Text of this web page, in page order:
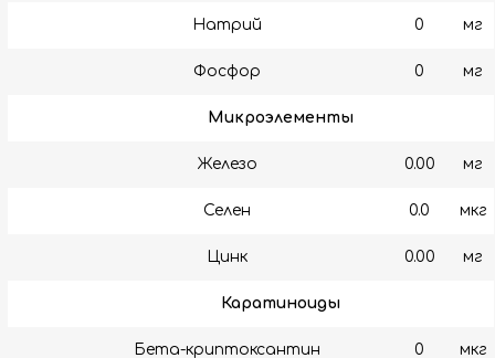
Натрий 0 мг
Фосфор 0 мг
Микроэлементы
Железо 0.00 мг
Селен 0.0 мкг
Цинк 0.00 мг
Каратиноиды
Бета-криптоксантин 0 мкг